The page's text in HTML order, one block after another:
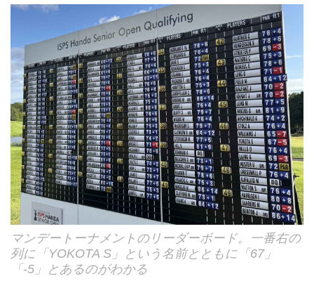
マンデートーナメントのリーダーボード。一番右の
列に「YOKOTA S」という名前とともに「67」
「-5」とあるのがわかる